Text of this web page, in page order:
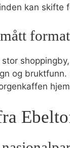
kan skifte
format
og